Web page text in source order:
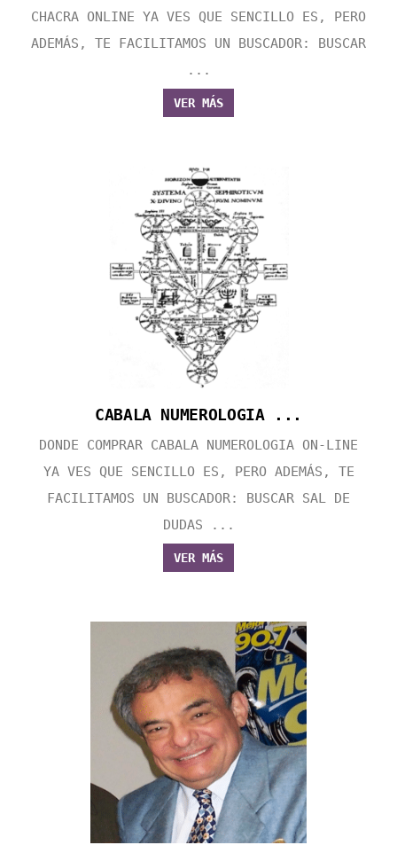
CHACRA ONLINE YA VES QUE SENCILLO ES, PERO
ADEMÁS, TE FACILITAMOS UN BUSCADOR: BUSCAR
...
VER MÁS
CABALA NUMEROLOGIA ...
DONDE COMPRAR CABALA NUMEROLOGIA ON-LINE
YA VES QUE SENCILLO ES, PERO ADEMÁS, TE
FACILITAMOS UN BUSCADOR: BUSCAR SAL DE
DUDAS ...
VER MÁS